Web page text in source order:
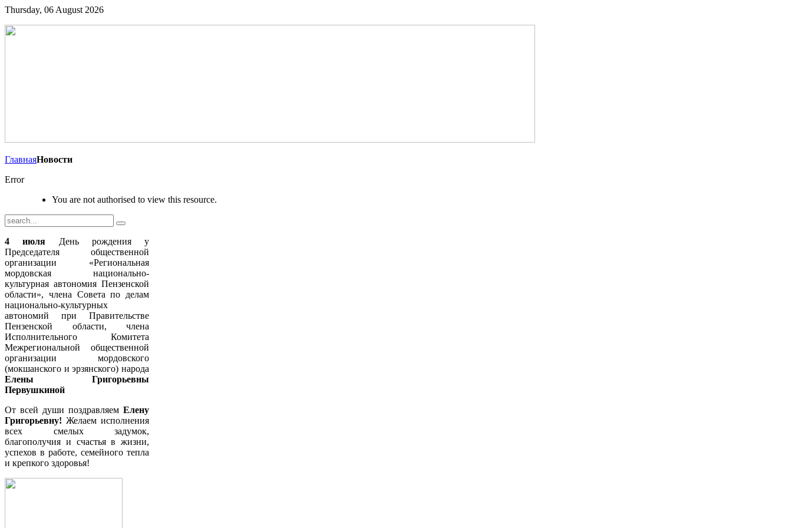
Thursday, 06 August 2026
ГлавнаяНовости
Error
You are not authorised to view this resource.
4 июля День рождения у
Председателя общественной
организации «Региональная
мордовская национально-
культурная автономия Пензенской
области», члена Совета по делам
национально-культурных
автономий при Правительстве
Пензенской области, члена
Исполнительного Комитета
Межрегиональной общественной
организации мордовского
(мокшанского и эрзянского) народа
Елены Григорьевны
Первушкиной
От всей души поздравляем Елену
Григорьевну! Желаем исполнения
всех смелых задумок,
благополучия и счастья в жизни,
успехов в работе, семейного тепла
и крепкого здоровья!